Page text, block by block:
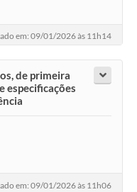
em: 09/01/2026 às 11h14
de primeira
especificações
em: 09/01/2026 às 11h06